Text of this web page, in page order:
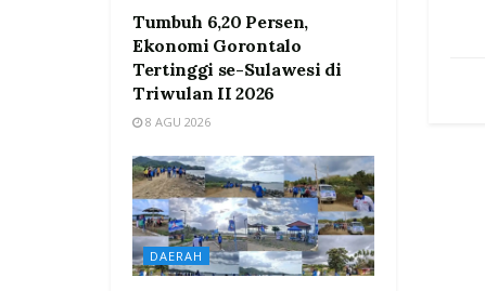
Tumbuh 6,20 Persen,
Ekonomi Gorontalo
Tertinggi se-Sulawesi di
Triwulan II 2026
8 AGU 2026
DAERAH